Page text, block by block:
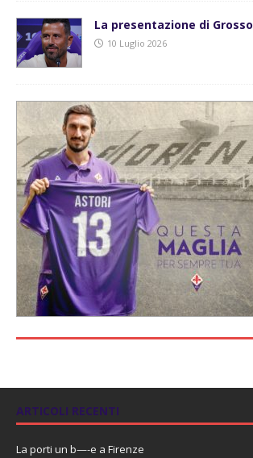
La presentazione di Grosso
10 Luglio 2026
ARTICOLI RECENTI
La porti un b—-e a Firenze